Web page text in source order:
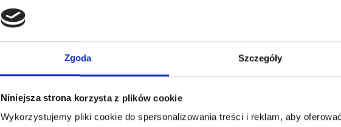
Zgoda Szczegóły
Niniejsza strona korzysta z plików cookie
Wykorzystujemy pliki cookie do spersonalizowania treści i reklam, aby
sectional door